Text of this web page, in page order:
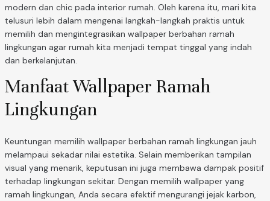
modern dan chic pada interior rumah. Oleh karena itu, mari kita
telusuri lebih dalam mengenai langkah-langkah praktis untuk
memilih dan mengintegrasikan wallpaper berbahan ramah
lingkungan agar rumah kita menjadi tempat tinggal yang indah
dan berkelanjutan.
Manfaat Wallpaper Ramah
Lingkungan
Keuntungan memilih wallpaper berbahan ramah lingkungan jauh
melampaui sekadar nilai estetika. Selain memberikan tampilan
visual yang menarik, keputusan ini juga membawa dampak positif
terhadap lingkungan sekitar. Dengan memilih wallpaper yang
ramah lingkungan, Anda secara efektif mengurangi jejak karbon,